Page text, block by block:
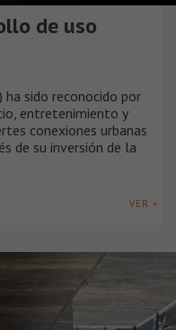
de uso
ha sido reconocido por
entretenimiento y
conexiones urbanas
de su inversión de la
VER +